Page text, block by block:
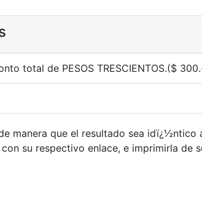
total de PESOS TRESCIENTOS.($
manera que el resultado sea
su respectivo enlace, e imprimirla de